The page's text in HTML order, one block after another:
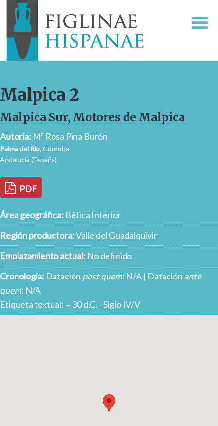
Malpica 2
Malpica Sur, Motores de Malpica
Autoría: Mª Rosa Pina Burón
Palma del Río, Córdoba
Andalucía (España)
PDF
Área geográfica: Bética Interior
Región productora:Valle del Guadalquivir
Emplazamiento actual: No definido
Cronología: Datación post quem: N/A | Datación ante
quem: N/A
Etiqueta textual: ~ 30 d.C. - Siglo IV/V